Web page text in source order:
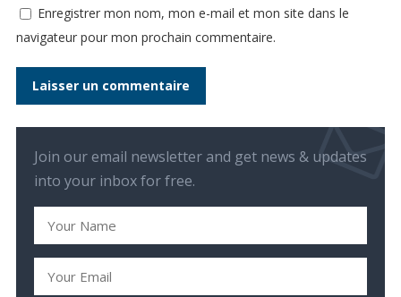
Enregistrer mon nom, mon e-mail et mon site dans le
navigateur pour mon prochain commentaire.
Join our email newsletter and get news & updates
into your inbox for free.